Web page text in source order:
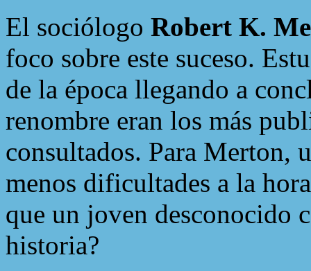
El sociólogo Robert K.
foco sobre este suceso.
de la época llegando a
renombre eran los más
consultados. Para Merton,
menos dificultades a la
que un joven desconocido
historia?